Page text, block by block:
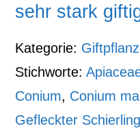
sehr stark
Kategorie:
Stichworte:
Conium, Conium
Gefleckter Schierling